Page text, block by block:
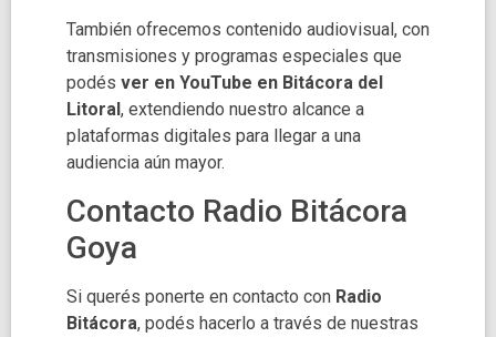
También ofrecemos contenido audiovisual, con
transmisiones y programas especiales que
podés ver en YouTube en Bitácora del
Litoral , extendiendo nuestro alcance a
plataformas digitales para llegar a una
audiencia aún mayor.
Contacto Radio Bitácora
Goya
Si querés ponerte en contacto con Radio
Bitácora, podés hacerlo a través de nuestras